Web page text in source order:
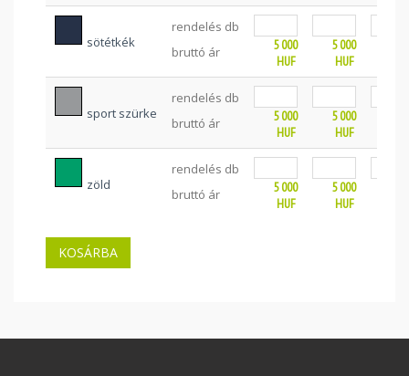
sötétkék
rendelés db
bruttó ár
5 000
HUF
5 000
HUF
sport szürke
rendelés db
bruttó ár
5 000
HUF
5 000
HUF
zöld
rendelés db
bruttó ár
5 000
HUF
5 000
HUF